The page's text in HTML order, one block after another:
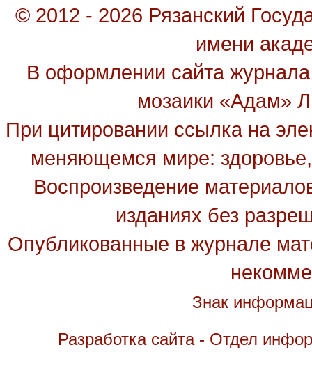
© 2012 - 2026 Рязанский
имени
В оформлении сайта
мозаики «Адам»
При цитировании ссылка на
меняющемся мире: здоровье,
Воспроизведение
изданиях без
Опубликованные в журнале
Знак
Разработка сайта - Отдел